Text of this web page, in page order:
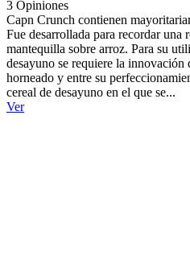
3 Opiniones
Capn Crunch contienen
Fue desarrollada para recordar una
mantequilla sobre arroz. Para su
desayuno se requiere la innovación
horneado y entre su
cereal de desayuno en el que se...
Ver